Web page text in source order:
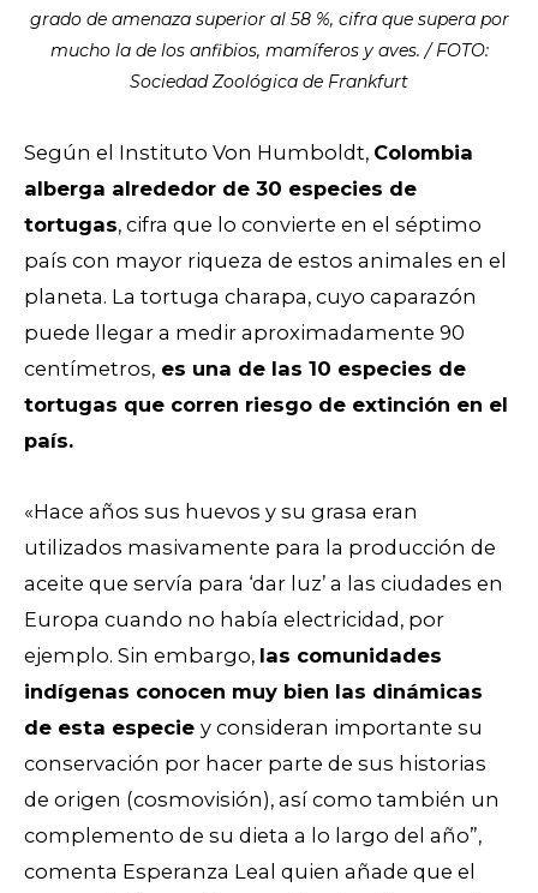
grado de amenaza superior al 58 %, cifra que supera por
mucho la de los anfibios, mamíferos y aves. / FOTO:
Sociedad Zoológica de Frankfurt
Según el Instituto Von Humboldt, Colombia
alberga alrededor de 30 especies de
tortugas, cifra que lo convierte en el séptimo
país con mayor riqueza de estos animales en el
planeta. La tortuga charapa, cuyo caparazón
puede llegar a medir aproximadamente 90
centímetros, es una de las 10 especies de
tortugas que corren riesgo de extinción en el
país.
«Hace años sus huevos y su grasa eran
utilizados masivamente para la producción de
aceite que servía para ‘dar luz’ a las ciudades en
Europa cuando no había electricidad, por
ejemplo. Sin embargo, las comunidades
indígenas conocen muy bien las dinámicas
de esta especie y consideran importante su
conservación por hacer parte de sus historias
de origen (cosmovisión), así como también un
complemento de su dieta a lo largo del año”,
comenta Esperanza Leal quien añade que el